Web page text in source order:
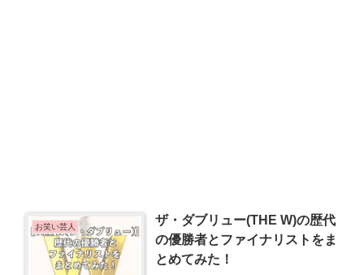
お笑い芸人
ザ・ダブリュー(THE W)の歴代
の優勝者とファイナリストをま
とめてみた！